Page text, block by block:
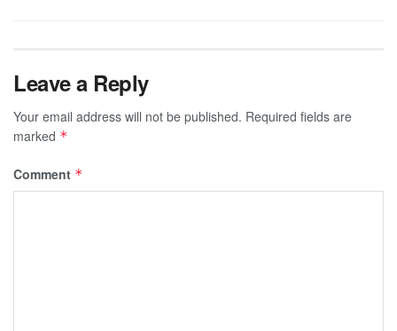
Leave a Reply
Your email address will not be published. Required fields are
marked *
Comment *